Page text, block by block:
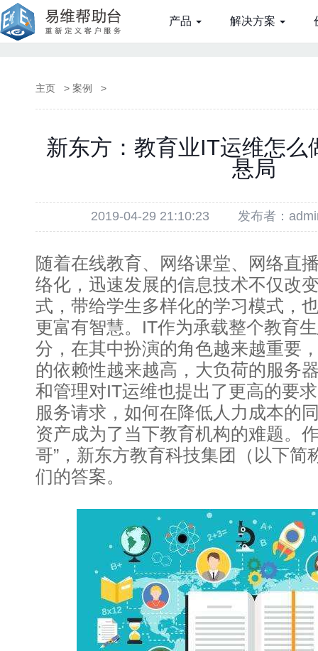
产品 解决方案
主页 > 案例 >
新东方：教育业IT运维怎么
悬局
2019-04-29 21:10:23 发布者：
随着在线教育、网络课堂、网络直
络化，迅速发展的信息技术不仅改
式，带给学生多样化的学习模式，
更富有智慧。IT作为承载整个教育
分，在其中扮演的角色越来越重要
的依赖性越来越高，大负荷的服务
和管理对IT运维也提出了更高的要
服务请求，如何在降低人力成本的
资产成为了当下教育机构的难题。
哥”，新东方教育科技集团（以下简
们的答案。